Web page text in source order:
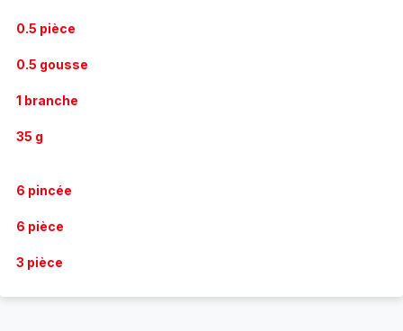
0.5 pièce
0.5 gousse
1 branche
35 g
6 pincée
6 pièce
3 pièce